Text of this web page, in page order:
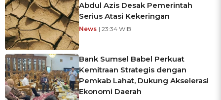
Abdul Azis Desak Pemerintah
Serius Atasi Kekeringan
News | 23:34 WIB
Bank Sumsel Babel Perkuat
Kemitraan Strategis dengan
Pemkab Lahat, Dukung Akselerasi
Ekonomi Daerah